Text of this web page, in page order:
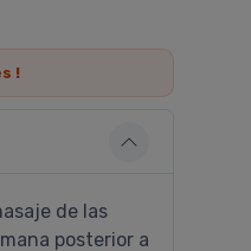
!
de las
posterior a